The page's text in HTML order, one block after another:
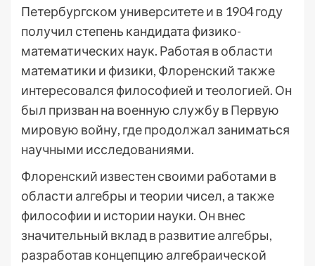
Петербургском университете и в 1904 году
получил степень кандидата физико-
математических наук. Работая в области
математики и физики, Флоренский также
интересовался философией и теологией. Он
был призван на военную службу в Первую
мировую войну, где продолжал заниматься
научными исследованиями.
Флоренский известен своими работами в
области алгебры и теории чисел, а также
философии и истории науки. Он внес
значительный вклад в развитие алгебры,
разработав концепцию алгебраической